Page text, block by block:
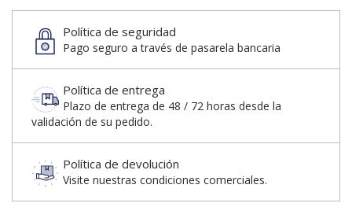
Política de seguridad
Pago seguro a través de pasarela bancaria
Política de entrega
Plazo de entrega de 48 / 72 horas desde la
validación de su pedido.
Política de devolución
Visite nuestras condiciones comerciales.